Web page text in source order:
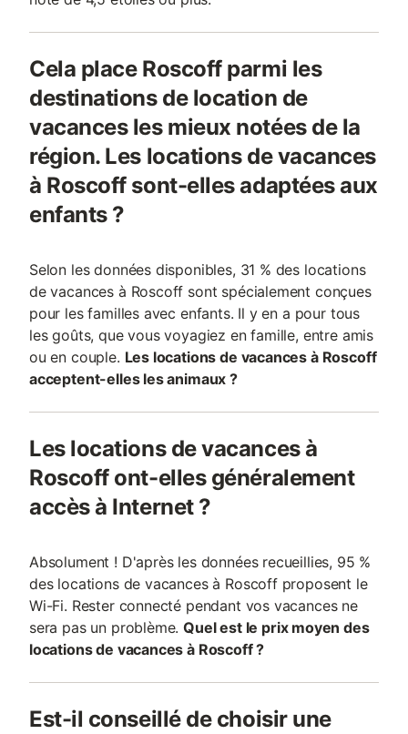
Cela place Roscoff parmi les
destinations de location de
vacances les mieux notées de la
région. Les locations de vacances
à Roscoff sont-elles adaptées aux
enfants ?
Selon les données disponibles, 31 % des locations
de vacances à Roscoff sont spécialement conçues
pour les familles avec enfants. Il y en a pour tous
les goûts, que vous voyagiez en famille, entre amis
ou en couple. Les locations de vacances à Roscoff
acceptent-elles les animaux ?
Les locations de vacances à
Roscoff ont-elles généralement
accès à Internet ?
Absolument ! D'après les données recueillies, 95 %
des locations de vacances à Roscoff proposent le
Wi-Fi. Rester connecté pendant vos vacances ne
sera pas un problème.Quel est le prix moyen des
locations de vacances à Roscoff ?
Est-il conseillé de choisir une